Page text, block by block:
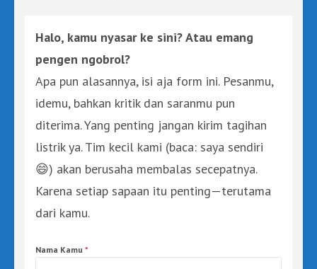
Halo, kamu nyasar ke sini? Atau emang
pengen ngobrol?
Apa pun alasannya, isi aja form ini. Pesanmu,
idemu, bahkan kritik dan saranmu pun
diterima. Yang penting jangan kirim tagihan
listrik ya. Tim kecil kami (baca: saya sendiri
😄) akan berusaha membalas secepatnya.
Karena setiap sapaan itu penting—terutama
dari kamu.
Nama Kamu *